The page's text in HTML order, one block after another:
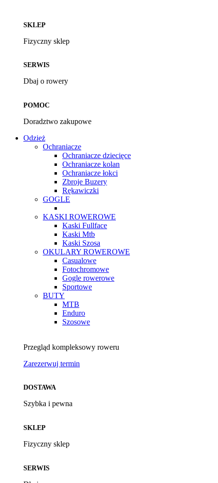
SKLEP
Fizyczny sklep
SERWIS
Dbaj o rowery
POMOC
Doradztwo zakupowe
Odzież
Ochraniacze
Ochraniacze dziecięce
Ochraniacze kolan
Ochraniacze łokci
Zbroje Buzery
Rękawiczki
GOGLE
KASKI ROWEROWE
Kaski Fullface
Kaski Mtb
Kaski Szosa
OKULARY ROWEROWE
Casualowe
Fotochromowe
Gogle rowerowe
Sportowe
BUTY
MTB
Enduro
Szosowe
Przegląd kompleksowy roweru
Zarezerwuj termin
DOSTAWA
Szybka i pewna
SKLEP
Fizyczny sklep
SERWIS